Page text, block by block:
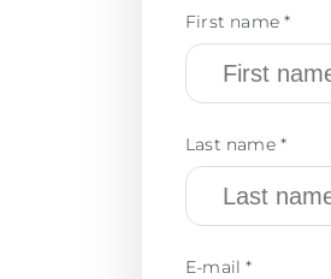
First name *
Last name *
E-mail *